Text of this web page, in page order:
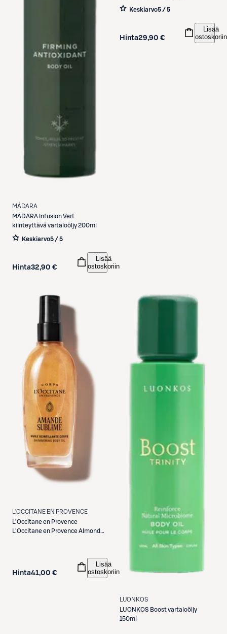
MÁDARA
MÁDARA Infusion Vert
kiinteyttävä vartaloöljy 200ml
Keskiarvo5 / 5
Hinta32,90 €
Lisää
ostoskoriin
Keskiarvo5 / 5
Hinta29,90 €
Lisää
ostoskoriin
L’OCCITANE EN PROVENCE
L’Occitane en Provence
L'Occitane en Provence Almond
Hinta41,00 €
Lisää
ostoskoriin
LUONKOS
LUONKOS Boost vartaloöljy
150ml